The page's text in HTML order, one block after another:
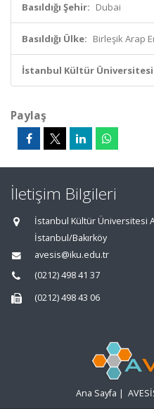
Basıldığı Şehir: Dubai
Basıldığı Ülke: Birleşik Arap
İstanbul Kültür
Paylaş
İletişim Bilgileri
İstanbul Kültür Üniversitesi
İstanbul/Bakırköy
avesis@iku.edu.tr
(0212) 498 41 37
(0212) 498 43 06
Ana Sayfa |